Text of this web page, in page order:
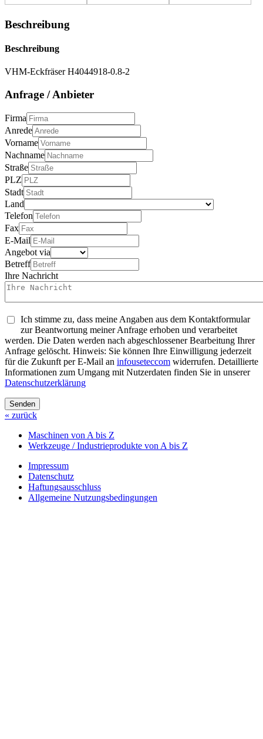
Beschreibung
Beschreibung
VHM-Eckfräser H4044918-0.8-2
Anfrage / Anbieter
Firma
Anrede
Vorname
Nachname
Straße
PLZ
Stadt
Land
Telefon
Fax
E-Mail
Angebot via
Betreff
Ihre Nachricht
Ich stimme zu, dass meine Angaben aus dem Kontaktformular
zur Beantwortung meiner Anfrage erhoben und verarbeitet
werden. Die Daten werden nach abgeschlossener Bearbeitung Ihrer
Anfrage gelöscht. Hinweis: Sie können Ihre Einwilligung jederzeit
für die Zukunft per E-Mail an infouseteccom widerrufen. Detaillierte
Informationen zum Umgang mit Nutzerdaten finden Sie in unserer
Datenschutzerklärung
Senden
« zurück
Maschinen von A bis Z
Werkzeuge / Industrieprodukte von A bis Z
Impressum
Datenschutz
Haftungsausschluss
Allgemeine Nutzungsbedingungen